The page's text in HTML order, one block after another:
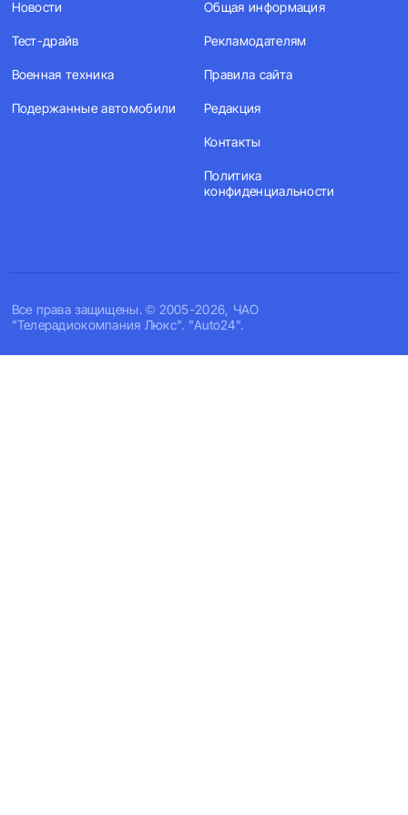
Все права защищены. © 2005-2026, ЧАО
"Телерадиокомпания Люкс". "Auto24".
Новости
Тест-драйв
Военная техника
Подержанные автомобили
Общая информация
Рекламодателям
Правила сайта
Редакция
Контакты
Политика
конфиденциальности